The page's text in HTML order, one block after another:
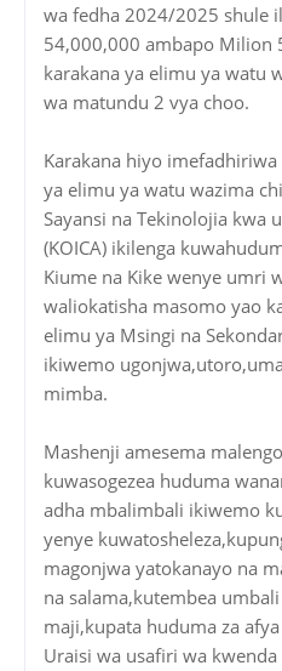
wa fedha 2024/2025 shule
54,000,000 ambapo Milion
karakana ya elimu ya watu
wa matundu 2 vya choo.
Karakana hiyo imefadhiriwa
ya elimu ya watu wazima
Sayansi na Tekinolojia kwa
(KOICA) ikilenga
Kiume na Kike wenye umri
waliokatisha masomo yao
elimu ya Msingi na
ikiwemo
mimba.
Mashenji amesema
kuwasogezea huduma
adha mbalimbali ikiwemo
yenye
magonjwa yatokanayo na
na salama,kutembea
maji,kupata huduma za
Uraisi wa usafiri wa